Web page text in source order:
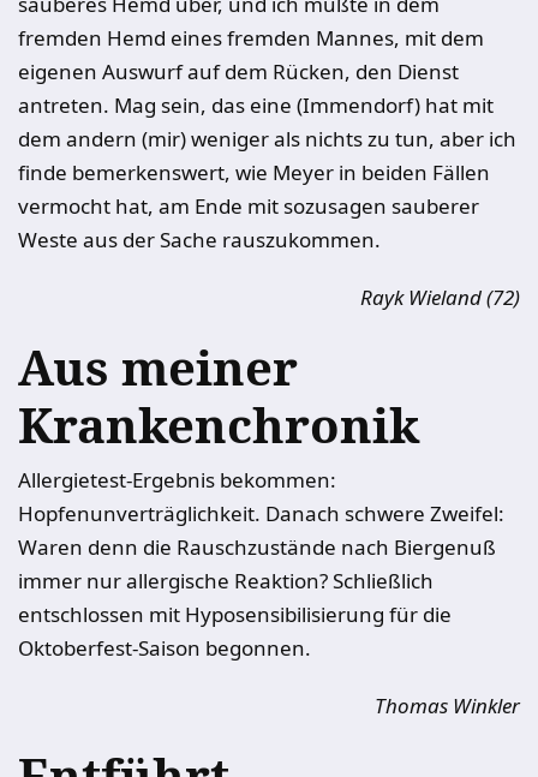
fremden Hemd eines fremden Mannes, mit dem
eigenen Auswurf auf dem Rücken, den Dienst
antreten. Mag sein, das eine (Immendorf) hat mit
dem andern (mir) weniger als nichts zu tun, aber ich
finde bemerkenswert, wie Meyer in beiden Fällen
vermocht hat, am Ende mit sozusagen sauberer
Weste aus der Sache rauszukommen.
Rayk Wieland (72)
Aus meiner
Krankenchronik
Allergietest-Ergebnis bekommen:
Hopfenunverträglichkeit. Danach schwere Zweifel:
Waren denn die Rauschzustände nach Biergenuß
immer nur allergische Reaktion? Schließlich
entschlossen mit Hyposensibilisierung für die
Oktoberfest-Saison begonnen.
Thomas Winkler